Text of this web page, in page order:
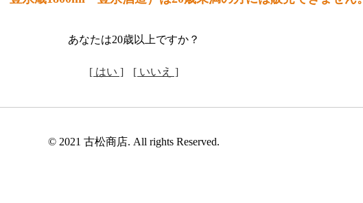
あなたは20歳以上ですか？
[ はい ] [ いいえ ]
© 2021 古松商店. All rights Reserved.